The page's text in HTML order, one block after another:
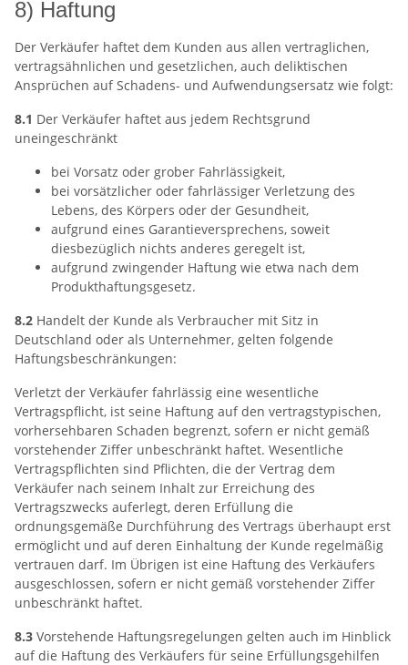
8) Haftung
Der Verkäufer haftet dem Kunden aus allen vertraglichen,
vertragsähnlichen und gesetzlichen, auch deliktischen
Ansprüchen auf Schadens- und Aufwendungsersatz wie folgt:
8.1 Der Verkäufer haftet aus jedem Rechtsgrund
uneingeschränkt
bei Vorsatz oder grober Fahrlässigkeit,
bei vorsätzlicher oder fahrlässiger Verletzung des
Lebens, des Körpers oder der Gesundheit,
aufgrund eines Garantieversprechens, soweit
diesbezüglich nichts anderes geregelt ist,
aufgrund zwingender Haftung wie etwa nach dem
Produkthaftungsgesetz.
8.2 Handelt der Kunde als Verbraucher mit Sitz in
Deutschland oder als Unternehmer, gelten folgende
Haftungsbeschränkungen:
Verletzt der Verkäufer fahrlässig eine wesentliche
Vertragspflicht, ist seine Haftung auf den vertragstypischen,
vorhersehbaren Schaden begrenzt, sofern er nicht gemäß
vorstehender Ziffer unbeschränkt haftet. Wesentliche
Vertragspflichten sind Pflichten, die der Vertrag dem
Verkäufer nach seinem Inhalt zur Erreichung des
Vertragszwecks auferlegt, deren Erfüllung die
ordnungsgemäße Durchführung des Vertrags überhaupt erst
ermöglicht und auf deren Einhaltung der Kunde regelmäßig
vertrauen darf. Im Übrigen ist eine Haftung des Verkäufers
ausgeschlossen, sofern er nicht gemäß vorstehender Ziffer
unbeschränkt haftet.
8.3 Vorstehende Haftungsregelungen gelten auch im Hinblick
auf die Haftung des Verkäufers für seine Erfüllungsgehilfen